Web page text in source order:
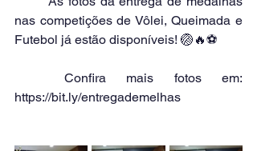
nas competições de Vôlei, Queimada e
Futebol já estão disponíveis! 🏐🔥⚽
https://bit.ly/entregademelhas